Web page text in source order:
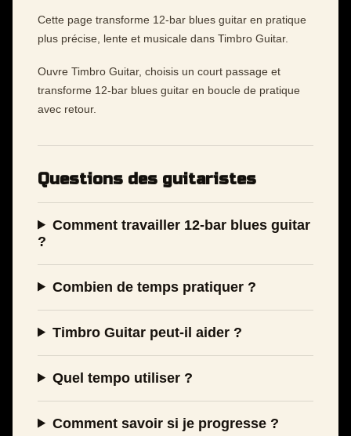
Cette page transforme 12-bar blues guitar en pratique
plus précise, lente et musicale dans Timbro Guitar.
Ouvre Timbro Guitar, choisis un court passage et
transforme 12-bar blues guitar en boucle de pratique
avec retour.
Questions des guitaristes
Comment travailler 12-bar blues guitar
?
Combien de temps pratiquer ?
Timbro Guitar peut-il aider ?
Quel tempo utiliser ?
Comment savoir si je progresse ?